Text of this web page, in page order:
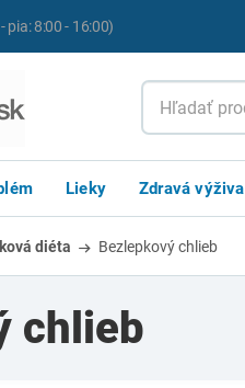
pia: 8:00 - 16:00)
Lieky Zdravá výživa
diéta Bezlepkový chlieb
chlieb